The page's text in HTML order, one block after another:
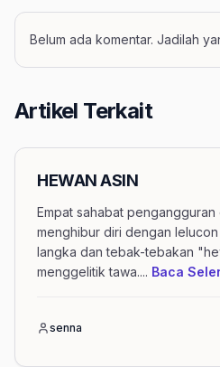
Belum ada komentar. Jadilah
Artikel Terkait
HEWAN ASIN
Empat sahabat pengangguran
menghibur diri dengan
langka dan tebak-tebakan
menggelitik tawa.... Baca
senna